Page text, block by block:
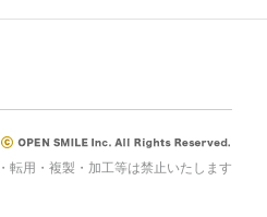
転用・複製・加工等は禁止いたします